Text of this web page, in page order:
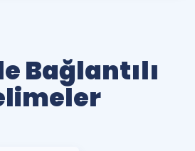
Bağlantılı